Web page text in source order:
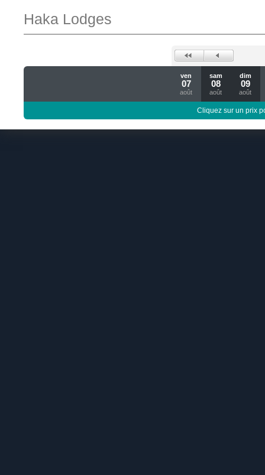
Haka Lodges
ven
07
août
sam
08
août
dim
09
août
Cliquez sur un prix